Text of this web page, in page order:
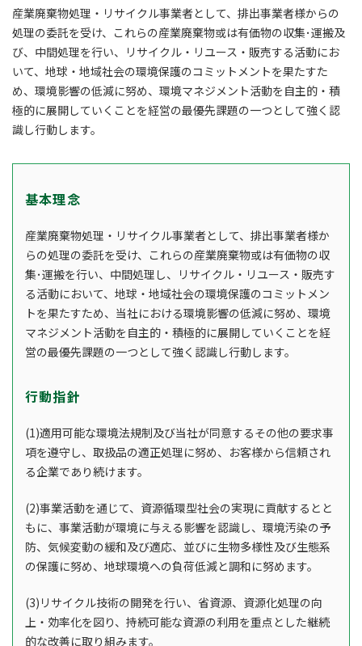
産業廃棄物処理・リサイクル事業者として、排出事業者様からの
処理の委託を受け、これらの産業廃棄物或は有価物の収集･運搬及
び、中間処理を行い、リサイクル・リユース・販売する活動にお
いて、地球・地域社会の環境保護のコミットメントを果たすた
め、環境影響の低減に努め、環境マネジメント活動を自主的・積
極的に展開していくことを経営の最優先課題の一つとして強く認
識し行動します。
基本理念
産業廃棄物処理・リサイクル事業者として、排出事業者様か
らの処理の委託を受け、これらの産業廃棄物或は有価物の収
集･運搬を行い、中間処理し、リサイクル・リユース・販売す
る活動において、地球・地域社会の環境保護のコミットメン
トを果たすため、当社における環境影響の低減に努め、環境
マネジメント活動を自主的・積極的に展開していくことを経
営の最優先課題の一つとして強く認識し行動します。
行動指針
(1)適用可能な環境法規制及び当社が同意するその他の要求事
項を遵守し、取扱品の適正処理に努め、お客様から信頼され
る企業であり続けます。
(2)事業活動を通じて、資源循環型社会の実現に貢献するとと
もに、事業活動が環境に与える影響を認識し、環境汚染の予
防、気候変動の緩和及び適応、並びに生物多様性及び生態系
の保護に努め、地球環境への負荷低減と調和に努めます。
(3)リサイクル技術の開発を行い、省資源、資源化処理の向
上・効率化を図り、持続可能な資源の利用を重点とした継続
的な改善に取り組みます。